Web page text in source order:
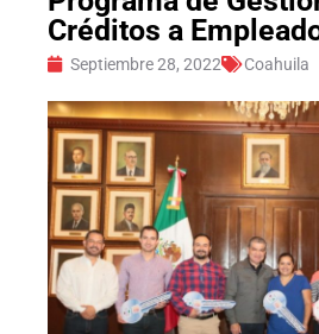
Créditos a
Septiembre 28, 2022 Coahuila